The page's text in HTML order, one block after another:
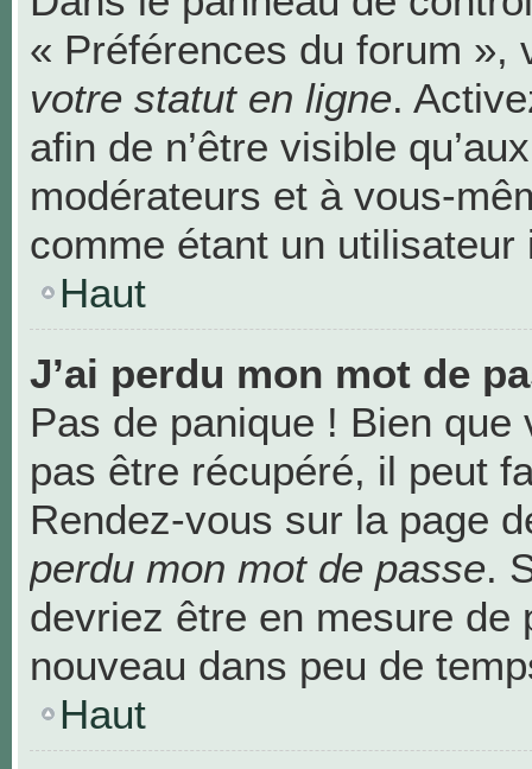
« Préférences du forum »,
votre statut en ligne.
afin de n’être visible
modérateurs et à vous-
comme étant un utilisateur
Haut
J’ai perdu mon mot de
Pas de panique ! Bien
pas être récupéré, il peut
Rendez-vous sur la page
perdu mon mot de passe.
devriez être en mesure de
nouveau dans peu de
Haut